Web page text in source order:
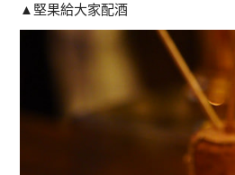
▲堅果給大家配酒